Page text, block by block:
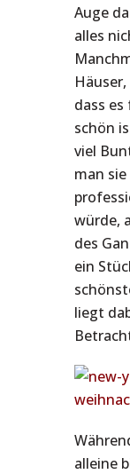
Auge
alles
dass
schön
viel
man
würde,
des
ein
liegt
alleine